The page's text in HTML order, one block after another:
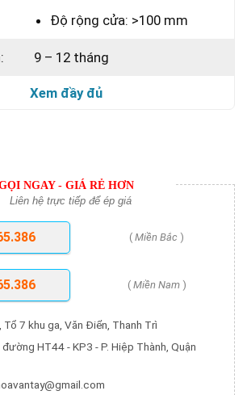
Độ rộng cửa: >100 mm
9 – 12 tháng
Xem đầy đủ
NGAY - GIÁ RẺ HƠN
Liên hệ trực tiếp để ép giá
( Miền Bắc )
( Miền Nam)
Tổ 7 khu ga, Văn Điển, Thanh Trì
HT44 - KP3 - P. Hiệp Thành, Quận